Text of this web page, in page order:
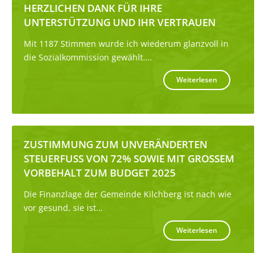
HERZLICHEN DANK FÜR IHRE
UNTERSTÜTZUNG UND IHR VERTRAUEN
Mit 1187 Stimmen wurde ich wiederum glanzvoll in
die Sozialkommission gewählt.…
Weiterlesen
ZUSTIMMUNG ZUM UNVERÄNDERTEN
STEUERFUSS VON 72% SOWIE MIT GROSSEM
VORBEHALT ZUM BUDGET 2025
Die Finanzlage der Gemeinde Kilchberg ist nach wie
vor gesund, sie ist…
Weiterlesen